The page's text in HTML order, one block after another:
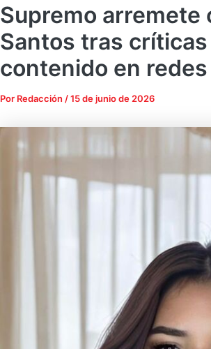
Supremo arremete
Santos tras
contenido en redes
Por Redacción /15 de junio de 2026